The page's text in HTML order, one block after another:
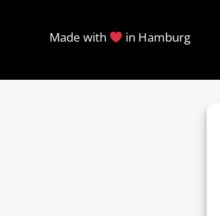
Made with in Hamburg